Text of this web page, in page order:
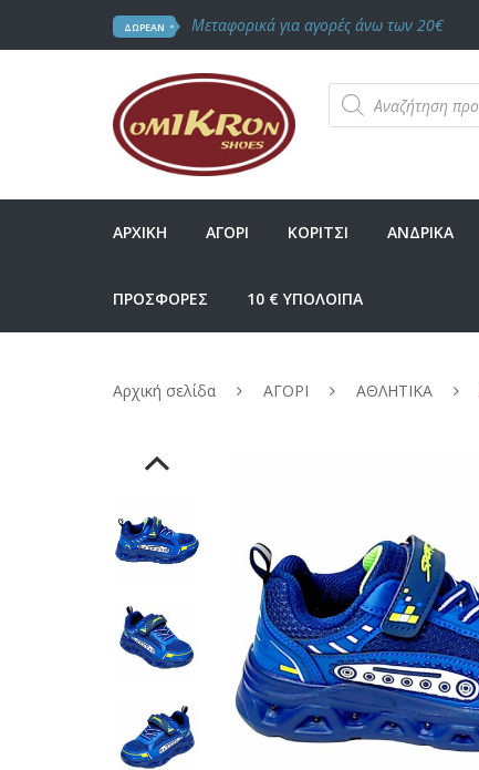
ΔΩΡΕΑΝ Μεταφορικά για αγορές άνω των 20€
Products
search
ΑΡΧΙΚΗ ΑΓΟΡΙ ΚΟΡΙΤΣΙ ΑΝΔΡΙΚΑ
ΠΡΟΣΦΟΡΕΣ 10 € ΥΠΟΛΟΙΠΑ
Αρχική σελίδα ΑΓΟΡΙ ΑΘΛΗΤΙΚΑ